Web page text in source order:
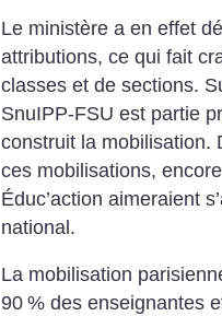
Le ministère a en effet
attributions, ce qui fait
classes et de sections.
SnuIPP-FSU est partie
construit la mobilisation.
ces mobilisations,
Éduc’action aimeraient
national.
La mobilisation
90 % des enseignantes